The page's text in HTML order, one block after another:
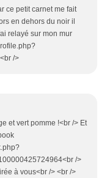
ce petit carnet me fait
en dehors du noir il
relayé sur mon mur
/>
et vert pomme !<br /> Et
/>
à vous<br /> <br />